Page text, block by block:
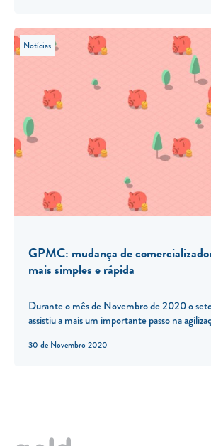
30 de Novembro 2020
Notícias
GPMC: mudança de
mais simples e rápida
Durante o mês de Novembro de 2020 o
assistiu a mais um importante passo na